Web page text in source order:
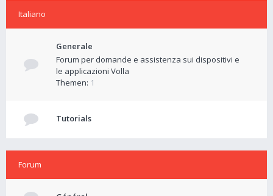
Italiano
Generale
Forum per domande e assistenza sui dispositivi e
le applicazioni Volla
Themen: 1
Tutorials
Forum